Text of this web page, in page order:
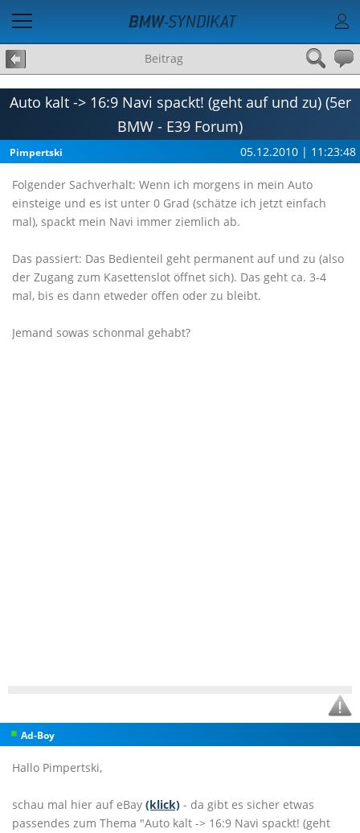
Beitrag
Auto kalt -> 16:9 Navi spackt! (geht auf und zu) (5er
BMW - E39 Forum)
Pimpertski 05.12.2010 | 11:23:48
Folgender Sachverhalt: Wenn ich morgens in mein Auto
einsteige und es ist unter 0 Grad (schätze ich jetzt einfach
mal), spackt mein Navi immer ziemlich ab.
Das passiert: Das Bedienteil geht permanent auf und zu (also
der Zugang zum Kasettenslot öffnet sich). Das geht ca. 3-4
mal, bis es dann etweder offen oder zu bleibt.
Jemand sowas schonmal gehabt?
Ad-Boy
Hallo Pimpertski,
schau mal hier auf eBay (klick) - da gibt es sicher etwas
passendes zum Thema "Auto kalt -> 16:9 Navi spackt! (geht